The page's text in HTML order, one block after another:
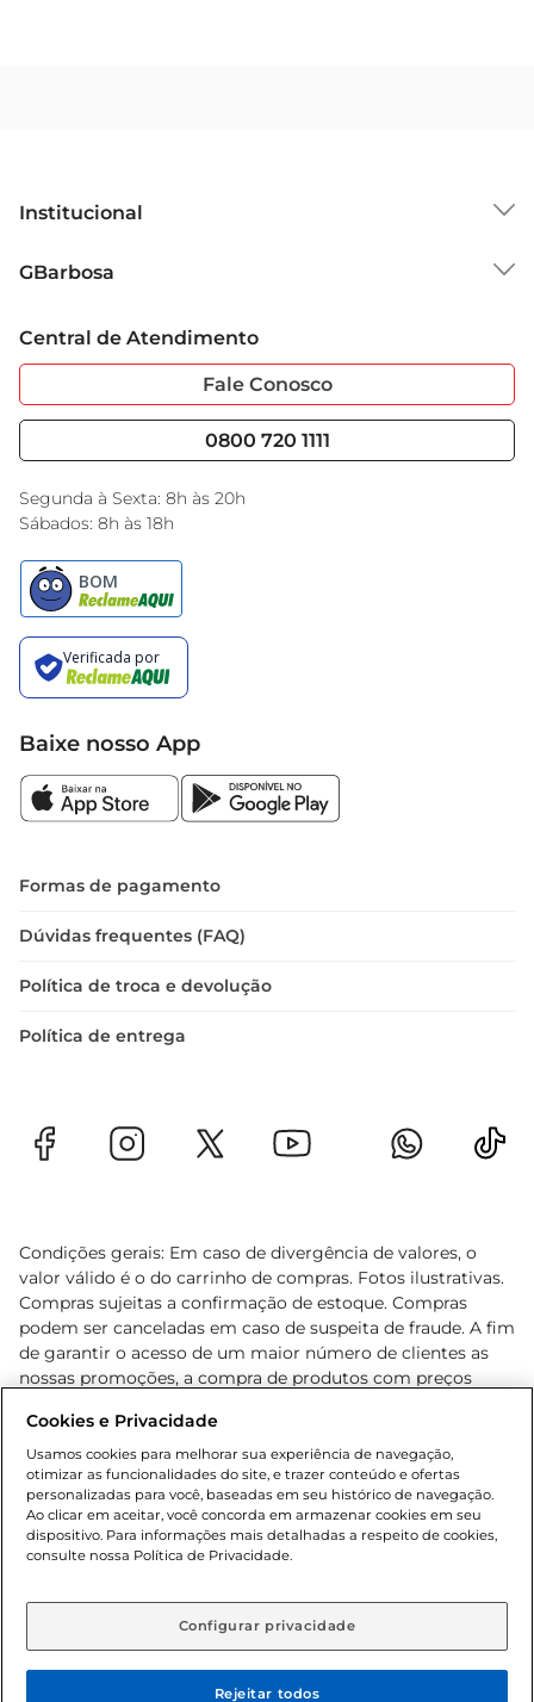
Institucional
Grupo Cencosud
Sobre Privacidade
Portal do Fornecedo
Nossas Lojas
GBarbosa
Garantia Estendida
Serviços
Black Friday
Encarte do Dia
Central de Atendimento
Fale Conosco
0800 720 1111
Segunda à Sexta: 8h às 20h
Sábados: 8h às 18h
Baixe nosso App
Formas de pagamento
Dúvidas frequentes (FAQ)
Política de troca e devolução
Política de entrega
Condições gerais: Em caso de divergência de valores, o
valor válido é o do carrinho de compras. Fotos ilustrativas.
Compras sujeitas a confirmação de estoque. Compras
podem ser canceladas em caso de suspeita de fraude. A fim
de garantir o acesso de um maior número de clientes as
nossas promoções, a compra de produtos com preços
cliente. Os preços, ofertas e condições são exclusivos para
o e-commerce e válidos durante o dia de hoje, podendo
sofrer alterações sem prévia notificação. Proibida a venda
de bebidas alcoólicas para menores de 18 anos, conforme
Lei n.º 8069/90, art. 81, inciso II (Estatuto da Criança e do
Adolescente). Preços e condições exclusivos para o
aviso prévio. O valor mínimo para as compras on-line é de
Cookies e Privacidade
Usamos cookies para melhorar sua experiência de navegação,
otimizar as funcionalidades do site, e trazer conteúdo e ofertas
personalizadas para você, baseadas em seu histórico de navegação.
Ao clicar em aceitar, você concorda em armazenar cookies em seu
dispositivo. Para informações mais detalhadas a respeito de cookies,
consulte nossa Política de Privacidade.
Configurar privacidade
Rejeitar todos